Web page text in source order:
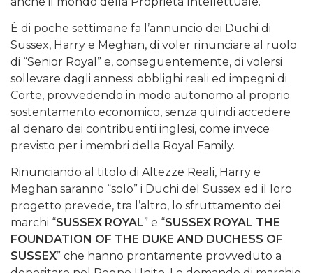
È di poche settimane fa l’annuncio dei Duchi di
Sussex, Harry e Meghan, di voler rinunciare al ruolo
di “Senior Royal” e, conseguentemente, di volersi
sollevare dagli annessi obblighi reali ed impegni di
Corte, provvedendo in modo autonomo al proprio
sostentamento economico, senza quindi accedere
al denaro dei contribuenti inglesi, come invece
previsto per i membri della Royal Family.
Rinunciando al titolo di Altezze Reali, Harry e
Meghan saranno “solo” i Duchi del Sussex ed il loro
progetto prevede, tra l’altro, lo sfruttamento dei
marchi “SUSSEX ROYAL” e “SUSSEX ROYAL THE
FOUNDATION OF THE DUKE AND DUCHESS OF
SUSSEX” che hanno prontamente provveduto a